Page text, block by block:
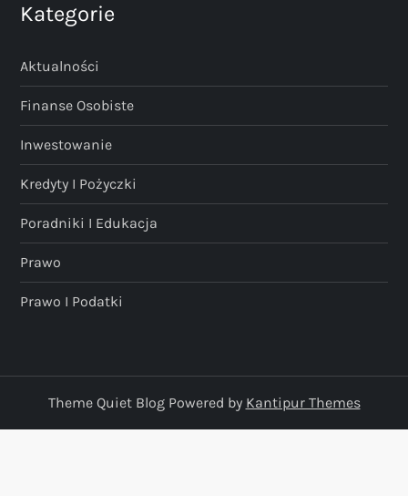
Kategorie
Aktualności
Finanse Osobiste
Inwestowanie
Kredyty I Pożyczki
Poradniki I Edukacja
Prawo
Prawo I Podatki
Theme Quiet Blog Powered by Kantipur Themes